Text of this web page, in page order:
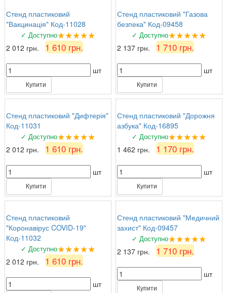
Стенд пластиковий
"Вакцинація" Код-11028
✓ Доступно★★★★★
2 012 грн. 1 610 грн.
шт
Купити
Стенд пластиковий "Газова
безпека" Код-09458
✓ Доступно★★★★★
2 137 грн. 1 710 грн.
шт
Купити
Стенд пластиковий "Дифтерія"
Код-11031
✓ Доступно★★★★★
2 012 грн. 1 610 грн.
шт
Купити
Стенд пластиковий "Дорожня
азбука" Код-16895
✓ Доступно★★★★★
1 462 грн. 1 170 грн.
шт
Купити
Стенд пластиковий
"Коронавірус COVID-19"
Код-11032
✓ Доступно★★★★★
2 012 грн. 1 610 грн.
шт
Стенд пластиковий "Медичний
захист" Код-09457
✓ Доступно★★★★★
2 137 грн. 1 710 грн.
шт
Купити